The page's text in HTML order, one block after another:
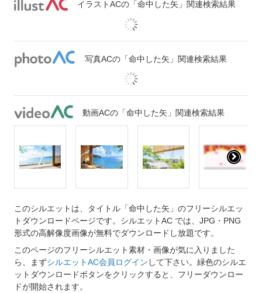
イラストACの「命中した矢」関連検索結果
写真ACの「命中した矢」関連検索結果
動画ACの「命中した矢」関連検索結果
このシルエットは、タイトル「命中した矢」のフリーシルエッ
トダウンロードページです。シルエットAC では、JPG・PNG
形式の高解像度画像が無料でダウンロードし放題です。
このページのフリーシルエット素材・画像が気に入りました
ら、まずシルエットAC会員ログイン して下さい。緑色のシルエ
ットダウンロードボタンをクリックすると、フリーダウンロー
ドが開始されます。